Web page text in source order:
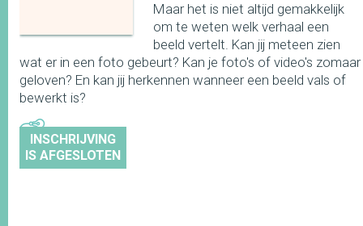
Maar het is niet altijd gemakkelijk
om te weten welk verhaal een
beeld vertelt. Kan jij meteen zien
wat er in een foto gebeurt? Kan je foto's of video's zomaar
geloven? En kan jij herkennen wanneer een beeld vals of
bewerkt is?
INSCHRIJVING
IS AFGESLOTEN